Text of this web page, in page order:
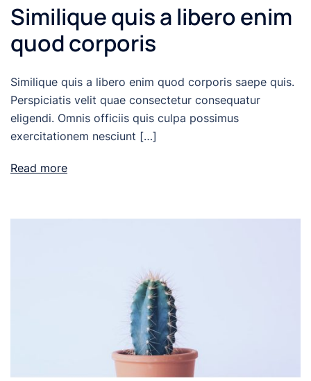
Similique quis a libero enim
quod corporis
Similique quis a libero enim quod corporis saepe quis.
Perspiciatis velit quae consectetur consequatur
eligendi. Omnis officiis quis culpa possimus
exercitationem nesciunt […]
Read more